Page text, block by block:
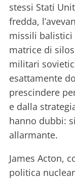
stessi Stati
fredda,
missili
matrice di
militari
esattamente
prescindere
e dalla
hanno dubbi:
allarmante.
James Acton,
politica